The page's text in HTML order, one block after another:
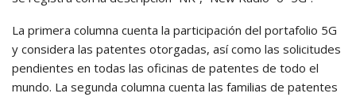
La primera columna cuenta la participación del portafolio 5G
y considera las patentes otorgadas, así como las solicitudes
pendientes en todas las oficinas de patentes de todo el
mundo. La segunda columna cuenta las familias de patentes